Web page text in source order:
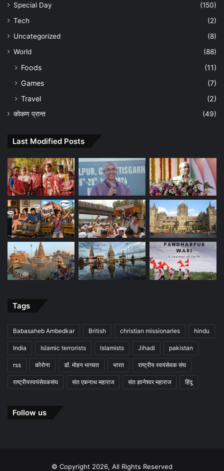
Special Day
(150)
Tech
(2)
Uncategorized
(8)
World
(88)
Foods
(11)
Games
(7)
Travel
(2)
कोकण प्रान्त (49)
Last Modified Posts
Tags
Babasaheb Ambedkar British christian missionaries hindu
India Islamic terrorists Islamists Jihadi pakistan
rss कोरोना डॉ. मोहन भागवत भारत राष्ट्रीय स्वयंसेवक संघ
राष्ट्रीयस्वयंसेवकसंघ संत एकनाथ महाराज संत ज्ञानेश्वर महाराज हिंदू
Follow us
© Copyright 2026, All Rights Reserved